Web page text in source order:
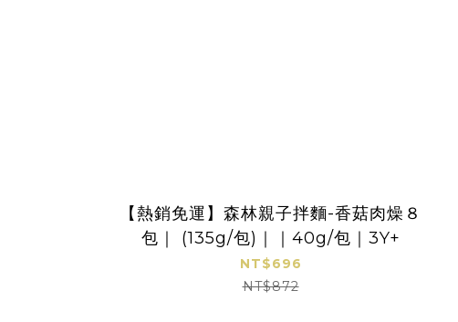
【熱銷免運】森林親子拌麵-香菇肉燥８
包｜ (135g/包)｜｜40g/包｜3Y+
NT$696
NT$872